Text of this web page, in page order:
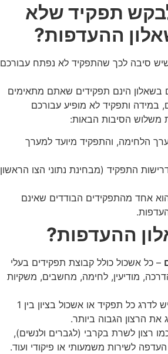
תפקיד שלא
ההעדפות?
סיבה לכך שהתפקיד לא נפתח עבורכם
בשאלון הינם תפקידים שאתם מתאימים
במידה ותפקיד לא מופיע עבורכם
משלוש הסיבות הבאות:
הלחימה, והתפקיד מיועד למערך
התפקיד (מבחינת נתוני הצו הראשון
אחד מהתפקידים הבודדים שאינם
ההעדפות?
– כל אשכול כולל קבוצת תפקידים בעלי
מודיעין, לחימה, מחשבים, משקיות
– יש לדרג כל תפקיד או אשכול בציון בין 1
רצון לשרת בקרבי (לגברים ולנשים),
לשירות משמעותי או פיקודי ועוד.